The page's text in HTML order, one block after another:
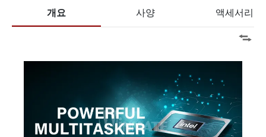
개요 사양 액세서리